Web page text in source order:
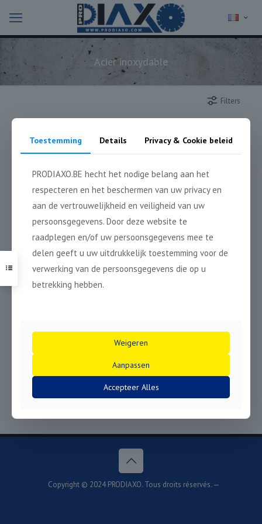
Acier inoxydable
Filters
Inox-Acier PRE Inox-Acier PRE
Inox-Acier PRO Inox-Acier X-LOCK PRO
Copyright © 2024 PRODIAXO. Tous droits réservés. —
Toestemming Details Privacy & Cookie beleid
PRODIAXO.BE hecht het nodige belang aan het
respecteren en het beschermen van uw privacy en
aan de vertrouwelijkheid en veiligheid van uw
persoonsgegevens. Door deze website te
raadplegen en/of uw persoonsgegevens mee te
delen geeft u uw uitdrukkelijk toestemming voor de
verwerking van de persoonsgegevens die op u
betrekking hebben.
Weigeren
Aanpassen
Accepteer Alles